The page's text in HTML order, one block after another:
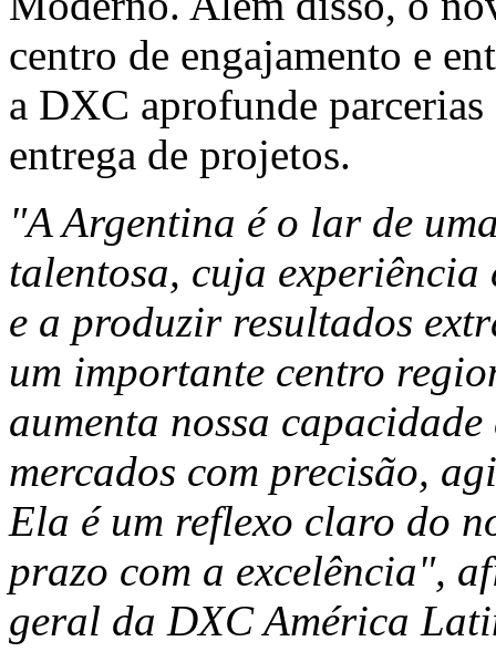
centro de engajamento e
a DXC aprofunde
entrega de projetos.
"AArgentina é o lar de
talentosa, cuja
e a produzir resultados
um importante centro
aumenta nossa
mercados com precisão,
Ela é um reflexo claro do
prazo com a excelência",
geral da DXC América